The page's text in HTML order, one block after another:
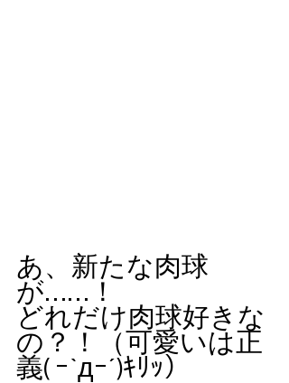
あ、新たな肉球
が……！
どれだけ肉球好きな
の？！（可愛いは正
義( ｰ`дｰ´)ｷﾘｯ）